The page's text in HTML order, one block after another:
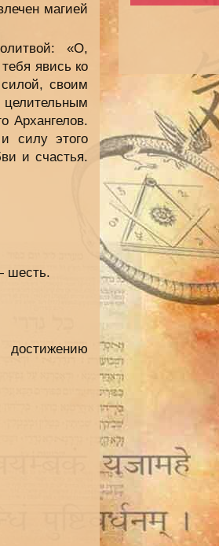
магией
«О,
явись ко
своим
Архангелов.
силу этого
и счастья.
шесть.